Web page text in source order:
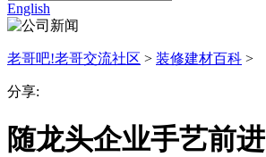
English
老哥吧!老哥交流社区 > 装修建材百科 >
分享:
随龙头企业手艺前进